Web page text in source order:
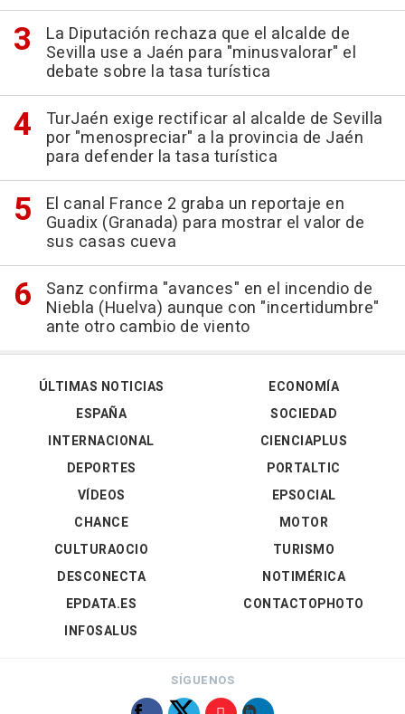
La Diputación rechaza que el alcalde de
Sevilla use a Jaén para "minusvalorar" el
debate sobre la tasa turística
TurJaén exige rectificar al alcalde de Sevilla
por "menospreciar" a la provincia de Jaén
para defender la tasa turística
El canal France 2 graba un reportaje en
Guadix (Granada) para mostrar el valor de
sus casas cueva
Sanz confirma "avances" en el incendio de
Niebla (Huelva) aunque con "incertidumbre"
ante otro cambio de viento
ÚLTIMAS NOTICIAS
ESPAÑA
INTERNACIONAL
DEPORTES
VÍDEOS
ECONOMÍA
SOCIEDAD
CIENCIAPLUS
PORTALTIC
EPSOCIAL
CHANCE
CULTURAOCIO
DESCONECTA
EPDATA.ES
INFOSALUS
MOTOR
TURISMO
NOTIMÉRICA
CONTACTOPHOTO
SÍGUENOS